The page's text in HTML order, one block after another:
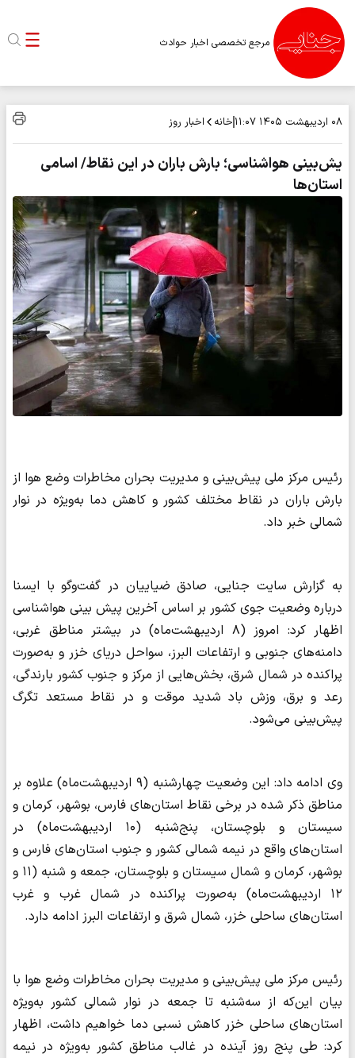
مرجع تخصصی اخبار حوادث
۰۸ اردیبهشت ۱۴۰۵ ۱۱:۰۷ خانه اخبار روز
یش‌بینی هواشناسی؛ بارش باران در این نقاط/ اسامی
استان‌ها
رئیس مرکز ملی پیش‌بینی و مدیریت بحران مخاطرات وضع هوا از
بارش باران در نقاط مختلف کشور و کاهش دما به‌ویژه در نوار
شمالی خبر داد.
به گزارش سایت جنایی، صادق ضیاییان در گفت‌وگو با ایسنا
درباره وضعیت جوی کشور بر اساس آخرین پیش بینی هواشناسی
اظهار کرد: امروز (۸ اردیبهشت‌ماه) در بیشتر مناطق غربی،
دامنه‌های جنوبی و ارتفاعات البرز، سواحل دریای خزر و به‌صورت
پراکنده در شمال شرق، بخش‌هایی از مرکز و جنوب کشور بارندگی،
رعد و برق، وزش باد شدید موقت و در نقاط مستعد تگرگ
پیش‌بینی می‌شود.
وی ادامه داد: این وضعیت چهارشنبه (۹ اردیبهشت‌ماه) علاوه بر
مناطق ذکر شده در برخی نقاط استان‌های فارس، بوشهر، کرمان و
سیستان و بلوچستان، پنج‌شنبه (۱۰ اردیبهشت‌ماه) در
استان‌های واقع در نیمه شمالی کشور و جنوب استان‌های فارس و
بوشهر، کرمان و شمال سیستان و بلوچستان، جمعه و شنبه (۱۱ و
۱۲ اردیبهشت‌ماه) به‌صورت پراکنده در شمال غرب و غرب
استان‌های ساحلی خزر، شمال شرق و ارتفاعات البرز ادامه دارد.
رئیس مرکز ملی پیش‌بینی و مدیریت بحران مخاطرات وضع هوا با
بیان این‌که از سه‌شنبه تا جمعه در نوار شمالی کشور به‌ویژه
استان‌های ساحلی خزر کاهش نسبی دما خواهیم داشت، اظهار
کرد: طی پنج‌ روز آینده در غالب مناطق کشور به‌ویژه در نیمه